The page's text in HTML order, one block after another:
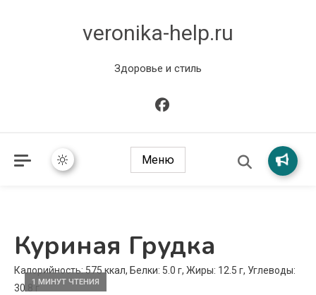
veronika-help.ru
Здоровье и стиль
Меню
Куриная Грудка
1 МИНУТ ЧТЕНИЯ
Калорийность: 575 ккал, Белки: 5.0 г, Жиры: 12.5 г, Углеводы:
30.8 г